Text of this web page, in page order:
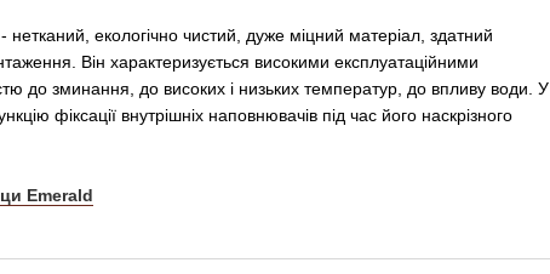
екологічно чистий, дуже міцний матеріал, здатний
Він характеризується високими експлуатаційними
до зминання, до високих і низьких температур, до впливу води. У
фіксації внутрішніх наповнювачів під час його наскрізного
Emerald